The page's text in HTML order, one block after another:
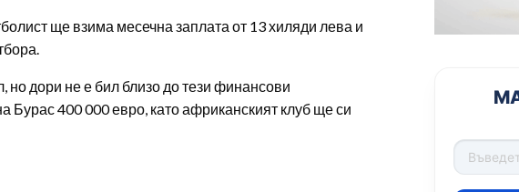
ще взима месечна заплата от 13 хиляди лева и
дори не е бил близо до тези финансови
Бурас 400 000 евро, като африканският клуб ще си